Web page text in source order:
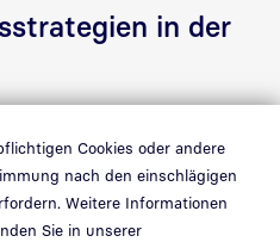
Cookies oder andere
nach den einschlägigen
Weitere Informationen
Sie in unserer
in der
Kritische Infrastrukturen.
zu begegnen,
ganzheitliches
das technische,